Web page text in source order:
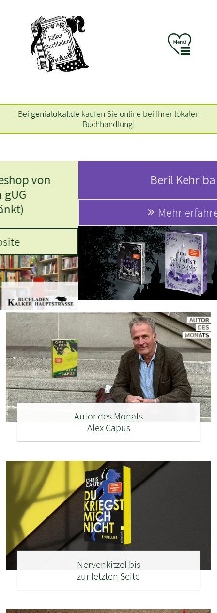
Bei genialokal.de kaufen Sie online bei Ihrer lokalen
Buchhandlung!
Autor des Monats
Alex Capus
Nervenkitzel bis
zur letzten Seite